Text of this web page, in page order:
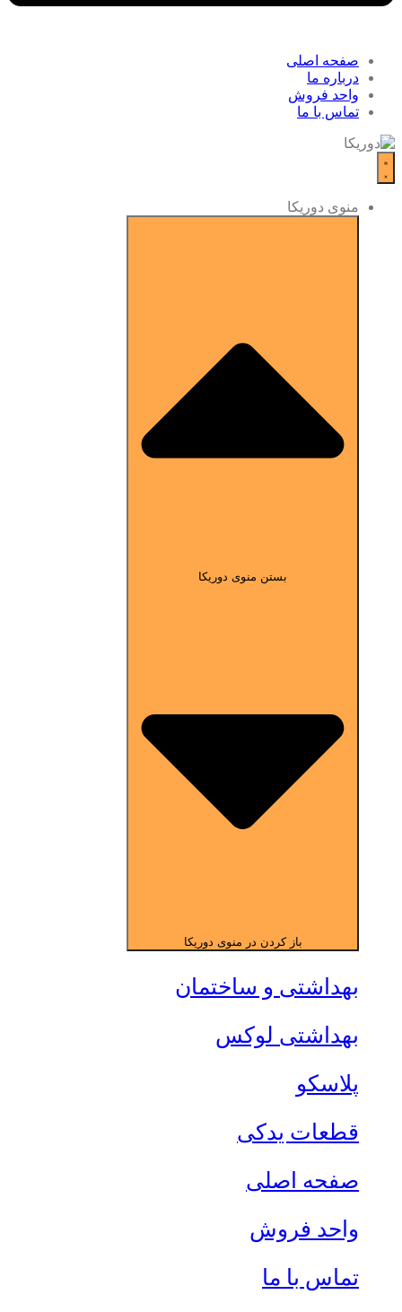
صفحه اصلی
درباره ما
واحد فروش
تماس با ما
منوی دوریکا
بستن منوی دوریکا
باز کردن در منوی دوریکا
بهداشتی و ساختمان
بهداشتی لوکس
پلاسکو
قطعات یدکی
صفحه اصلی
واحد فروش
تماس با ما